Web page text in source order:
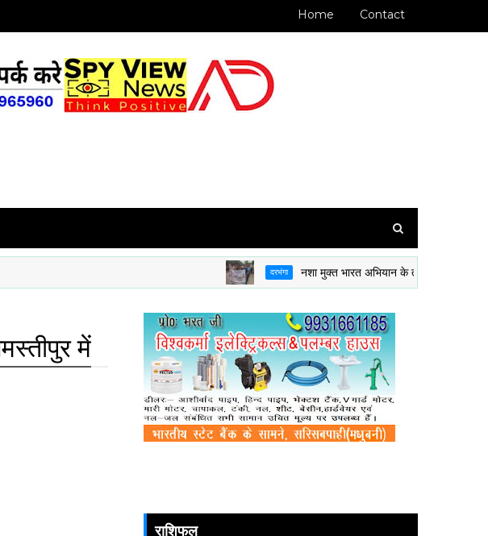
Home Contact
दरभंगा नशा मुक्त भारत अभियान के तहत 8 BH BN NCC
में
राशिफल